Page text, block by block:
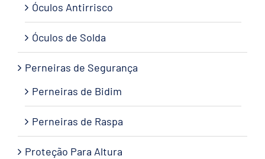
Óculos Antirrisco
Óculos de Solda
Perneiras de Segurança
Perneiras de Bidim
Perneiras de Raspa
Proteção Para Altura